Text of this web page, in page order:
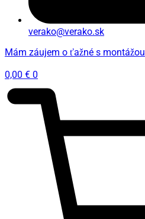
verako@verako.sk
Mám záujem o ťažné s montážou
0,00 € 0